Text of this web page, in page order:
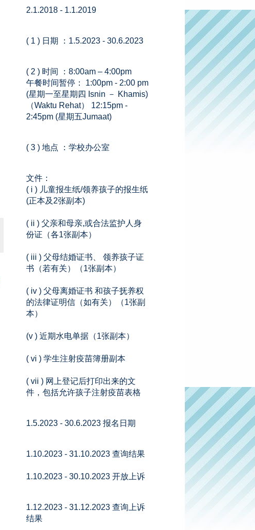
2.1.2018 - 1.1.2019
( 1 ) 日期 ：1.5.2023 - 30.6.2023
( 2 ) 时间 ：8:00am – 4:00pm
午餐时间暂停： 1:00pm - 2:00 pm
(星期一至星期四 Isnin － Khamis)
（Waktu Rehat） 12:15pm -
2:45pm (星期五Jumaat)
( 3 ) 地点 ：学校办公室
文件：
( i ) 儿童报生纸/领养孩子的报生纸
(正本及2张副本)
( ii ) 父亲和母亲,或合法监护人身
份证（各1张副本）
( iii ) 父母结婚证书、 领养孩子证
书（若有关）（1张副本）
( iv ) 父母离婚证书 和孩子抚养权
的法律证明信（如有关）（1张副
本）
(v ) 近期水电单据（1张副本）
( vi ) 学生注射疫苗簿册副本
( vii ) 网上登记后打印出来的文
件，包括允许孩子注射疫苗表格
1.5.2023 - 30.6.2023 报名日期
1.10.2023 - 31.10.2023 查询结果
1.10.2023 - 30.10.2023 开放上诉
1.12.2023 - 31.12.2023 查询上诉
结果